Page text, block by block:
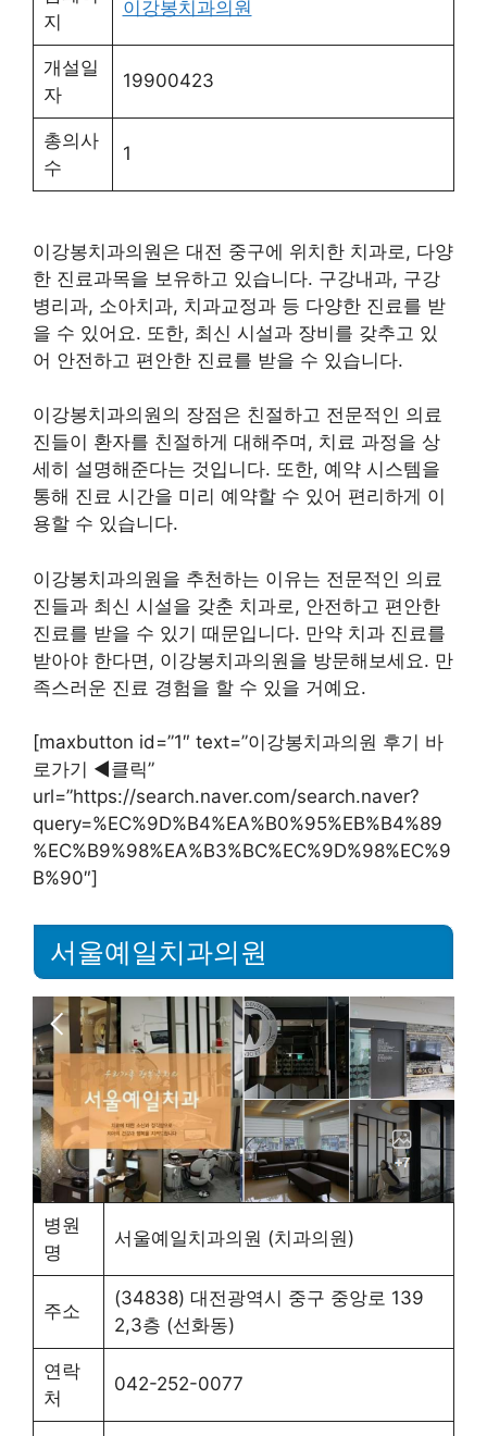
지
이강봉치과의원
개설일
자
19900423
총의사
수
1
이강봉치과의원은 대전 중구에 위치한 치과로, 다양
한 진료과목을 보유하고 있습니다. 구강내과, 구강
병리과, 소아치과, 치과교정과 등 다양한 진료를 받
을 수 있어요. 또한, 최신 시설과 장비를 갖추고 있
어 안전하고 편안한 진료를 받을 수 있습니다.
이강봉치과의원의 장점은 친절하고 전문적인 의료
진들이 환자를 친절하게 대해주며, 치료 과정을 상
세히 설명해준다는 것입니다. 또한, 예약 시스템을
통해 진료 시간을 미리 예약할 수 있어 편리하게 이
용할 수 있습니다.
이강봉치과의원을 추천하는 이유는 전문적인 의료
진들과 최신 시설을 갖춘 치과로, 안전하고 편안한
진료를 받을 수 있기 때문입니다. 만약 치과 진료를
받아야 한다면, 이강봉치과의원을 방문해보세요. 만
족스러운 진료 경험을 할 수 있을 거예요.
[maxbutton id=”1″ text=”이강봉치과의원 후기 바
로가기 ◀︎클릭”
url=”https://search.naver.com/search.naver?
query=%EC%9D%B4%EA%B0%95%EB%B4%89
%EC%B9%98%EA%B3%BC%EC%9D%98%EC%9
B%90″]
서울예일치과의원
병원
명
서울예일치과의원 (치과의원)
주소
(34838) 대전광역시 중구 중앙로 139
2,3층 (선화동)
연락
처
042-252-0077